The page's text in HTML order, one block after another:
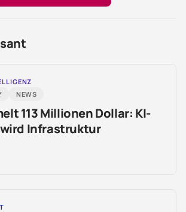
NEWS
113 Millionen Dollar: KI-
Infrastruktur